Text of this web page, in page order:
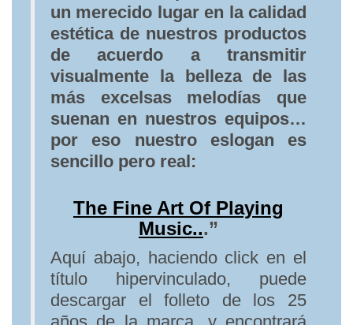
un merecido lugar en la calidad
estética de nuestros productos
de acuerdo a transmitir
visualmente la belleza de las
más excelsas melodías que
suenan en nuestros equipos…
por eso nuestro eslogan es
sencillo pero real:
The Fine Art Of Playing
Music...”
Aquí abajo, haciendo click en el
título hipervinculado, puede
descargar el folleto de los 25